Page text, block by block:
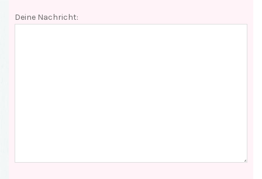
Deine Nachricht: